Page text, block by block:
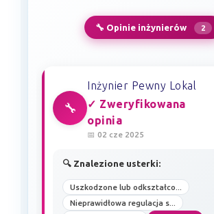
🔧 Opinie inżynierów 2
🔧
Inżynier Pewny Lokal
✓ Zweryfikowana
opinia
📅 02 cze 2025
🔍 Znalezione usterki:
Uszkodzone lub odkształco...
Nieprawidłowa regulacja s...